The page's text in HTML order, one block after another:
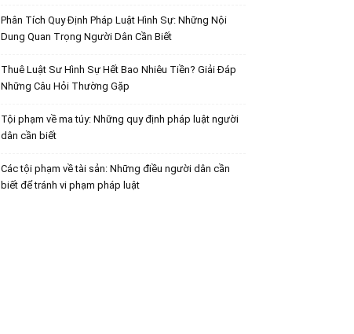
Phân Tích Quy Định Pháp Luật Hình Sự: Những Nội
Dung Quan Trọng Người Dân Cần Biết
Thuê Luật Sư Hình Sự Hết Bao Nhiêu Tiền? Giải Đáp
Những Câu Hỏi Thường Gặp
Tội phạm về ma túy: Những quy định pháp luật người
dân cần biết
Các tội phạm về tài sản: Những điều người dân cần
biết để tránh vi phạm pháp luật